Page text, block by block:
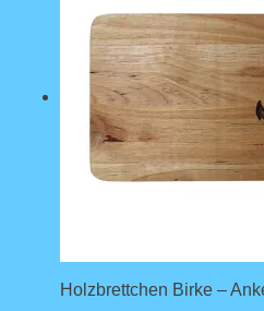
Holzbrettchen Birke –